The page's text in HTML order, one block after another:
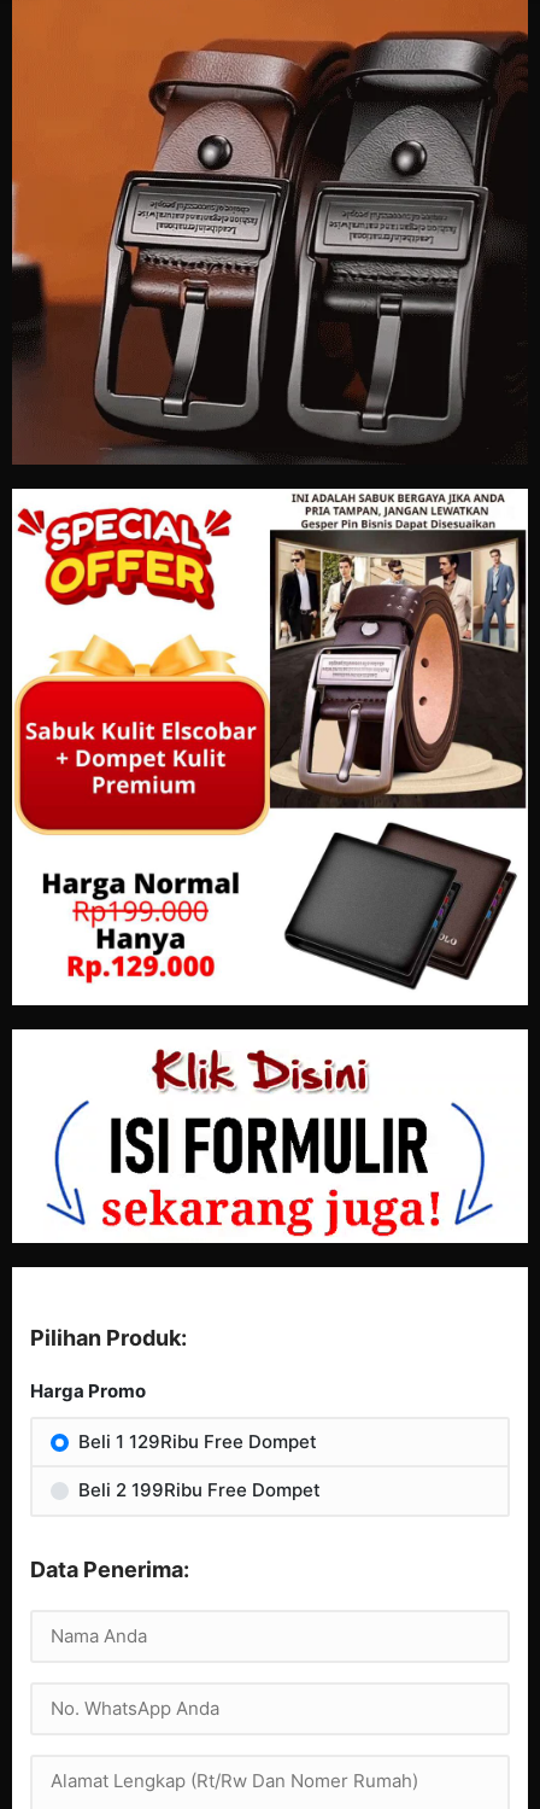
Pilihan Produk:
Harga Promo
Beli 1 129Ribu Free Dompet
Beli 2 199Ribu Free Dompet
Data Penerima: